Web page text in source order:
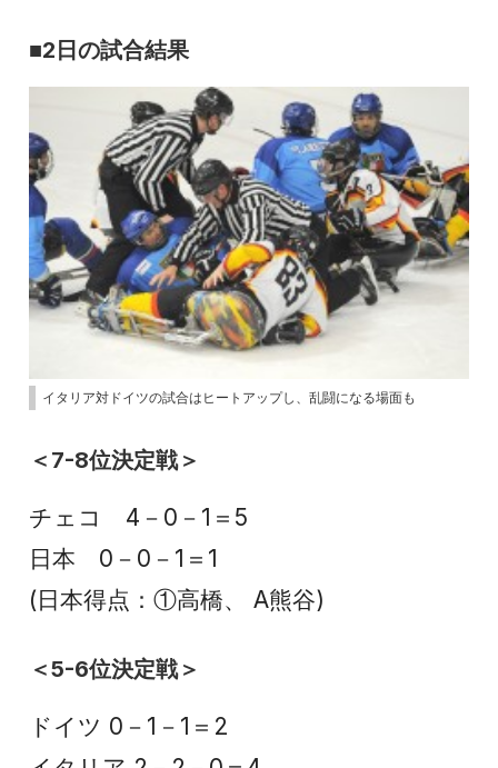
■2日の試合結果
イタリア対ドイツの試合はヒートアップし、乱闘になる場面も
＜7-8位決定戦＞
チェコ 4－0－1＝5
日本 0－0－1＝1
(日本得点：①高橋、 A熊谷)
＜5-6位決定戦＞
ドイツ 0－1－1＝2